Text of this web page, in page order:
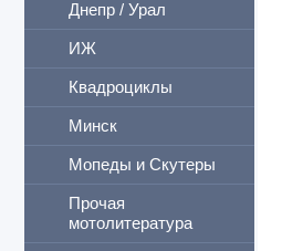
Днепр / Урал
ИЖ
Квадроциклы
Минск
Мопеды и Скутеры
Прочая
мотолитература